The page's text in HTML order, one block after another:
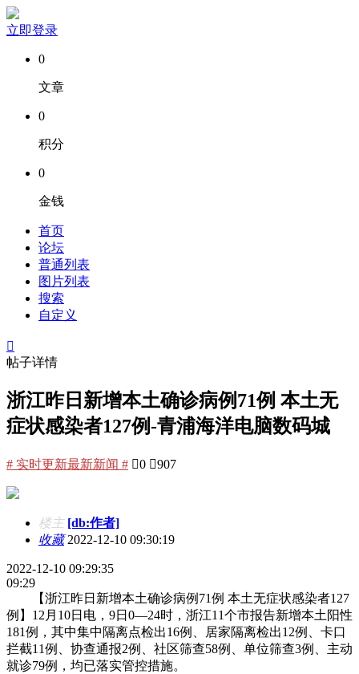
立即登录
0
文章
0
积分
0
金钱
首页
论坛
普通列表
图片列表
搜索
自定义

帖子详情
浙江昨日新增本土确诊病例71例 本土无
症状感染者127例-青浦海洋电脑数码城
# 实时更新最新新闻 # 0 907
楼主 [db:作者]
收藏2022-12-10 09:30:19
2022-12-10 09:29:35
09:29
【浙江昨日新增本土确诊病例71例 本土无症状感染者127
例】12月10日电，9日0—24时，浙江11个市报告新增本土阳性
181例，其中集中隔离点检出16例、居家隔离检出12例、卡口
拦截11例、协查通报2例、社区筛查58例、单位筛查3例、主动
就诊79例，均已落实管控措施。